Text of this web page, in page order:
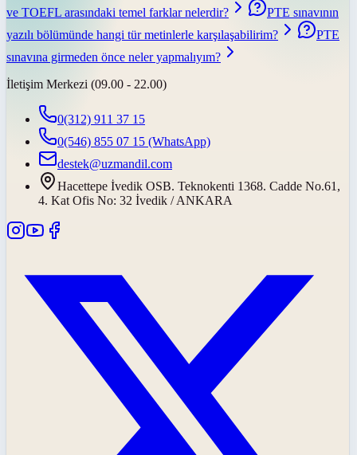
ve TOEFL arasındaki temel farklar nelerdir?
PTE sınavının
yazılı bölümünde hangi tür metinlerle karşılaşabilirim?
PTE
sınavına girmeden önce neler yapmalıyım?
İletişim Merkezi (09.00 - 22.00)
0(312) 911 37 15
0(546) 855 07 15 (WhatsApp)
destek@uzmandil.com
Hacettepe İvedik OSB. Teknokenti 1368. Cadde No.61,
4. Kat Ofis No: 32 İvedik / ANKARA